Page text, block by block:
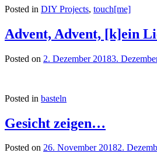
Posted in DIY Projects, touch[me]
Advent, Advent, [k]ein
Posted on 2. Dezember 20183.
Posted in basteln
Gesicht zeigen…
Posted on 26. November 20182.